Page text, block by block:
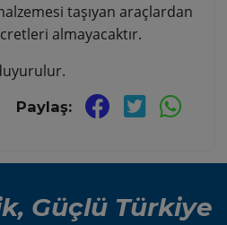
taşıyan araçlardan
almayacaktır.
Paylaş:
Güçlü Türkiye